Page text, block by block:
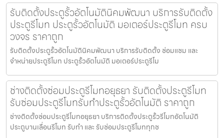
รับติดตั้งประตูรั้วอัตโนมัตินิคมพัฒนา บริการรับติดตั้ง
ประตูรีโมท ประตูรั้วอัตโนมัติ มอเตอร์ประตูรีโมท ครบ
วงจร ราคาถูก
รับติดตั้งประตูรั้วอัตโนมัตินิคมพัฒนา บริการรับติดตั้ง ซ่อมแซม และ
จำหน่ายประตูรีโมท ประตูรั้วอัตโนมัติ มอเตอร์ประตูรีโม
ช่างติดตั้งซ่อมประตูรีโมทอยุธยา รับติดตั้งประตูรีโมท
รับซ่อมประตูรีโมทรับทำประตูรั้วอัตโนมัติ ราคาถูก
ช่างติดตั้งซ่อมประตูรีโมทอยุธยา บริการติดตั้งประตูรั้วรีโมทอัตโนมัติ
ประตูบานเลื่อนรีโมท รับทำ และ รับซ่อมประตูรีโมททุกช